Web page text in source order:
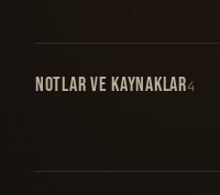
NOTLAR VE KAYNAKLAR4